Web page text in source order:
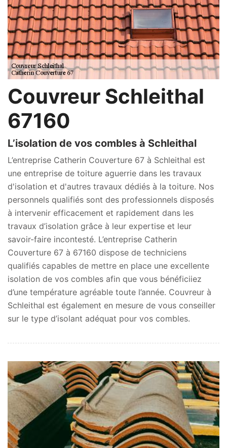
Couvreur Schleithal
67160
L’isolation de vos combles à Schleithal
L’entreprise Catherin Couverture 67 à Schleithal est
une entreprise de toiture aguerrie dans les travaux
d'isolation et d'autres travaux dédiés à la toiture. Nos
personnels qualifiés sont des professionnels disposés
à intervenir efficacement et rapidement dans les
travaux d’isolation grâce à leur expertise et leur
savoir-faire incontesté. L’entreprise Catherin
Couverture 67 à 67160 dispose de techniciens
qualifiés capables de mettre en place une excellente
isolation de vos combles afin que vous bénéficiiez
d’une température agréable toute l’année. Couvreur à
Schleithal est également en mesure de vous conseiller
sur le type d’isolant adéquat pour vos combles.